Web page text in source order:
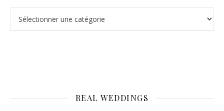
REAL WEDDINGS